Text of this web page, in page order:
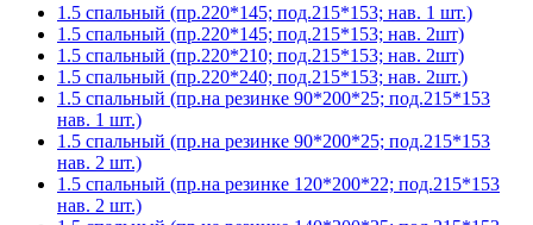
1.5 спальный (пр.220*145; под.215*153; нав. 1 шт.)
1.5 спальный (пр.220*145; под.215*153; нав. 2шт)
1.5 спальный (пр.220*210; под.215*153; нав. 2шт)
1.5 спальный (пр.220*240; под.215*153; нав. 2шт.)
1.5 спальный (пр.на резинке 90*200*25; под.215*153
нав. 1 шт.)
1.5 спальный (пр.на резинке 90*200*25; под.215*153
нав. 2 шт.)
1.5 спальный (пр.на резинке 120*200*22; под.215*153
нав. 2 шт.)